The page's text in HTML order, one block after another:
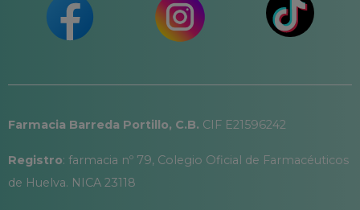
Farmacia Barreda Portillo, C.B. CIF E21596242
Registro: farmacia nº 79, Colegio Oficial de Farmacéuticos
de Huelva. NICA 23118